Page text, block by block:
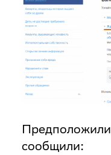
Предположили
сообщили: